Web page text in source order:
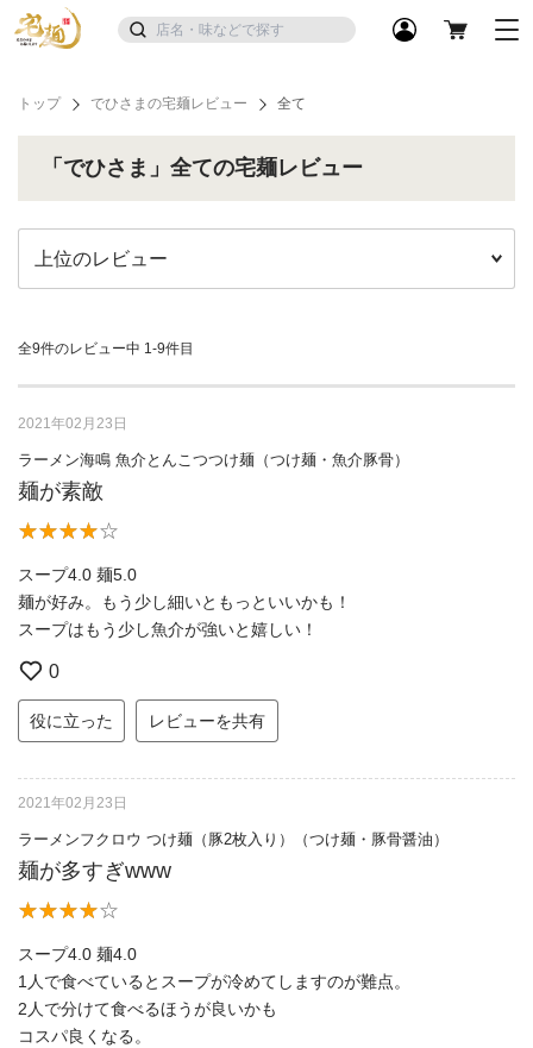
トップ でひさまの宅麺レビュー 全て
「でひさま」全ての宅麺レビュー
全9件のレビュー中 1-9件目
2021年02月23日
ラーメン海鳴 魚介とんこつつけ麺（つけ麺・魚介豚骨）
麺が素敵
スープ4.0 麺5.0
麺が好み。もう少し細いともっといいかも！
スープはもう少し魚介が強いと嬉しい！
0
役に立った レビューを共有
2021年02月23日
ラーメンフクロウ つけ麺（豚2枚入り）（つけ麺・豚骨醤油）
麺が多すぎwww
スープ4.0 麺4.0
1人で食べているとスープが冷めてしますのが難点。
2人で分けて食べるほうが良いかも
コスパ良くなる。